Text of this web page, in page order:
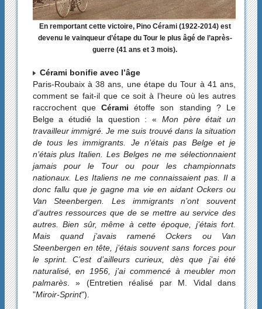
En remportant cette victoire, Pino Cérami (1922-2014) est
devenu le vainqueur d’étape du Tour le plus âgé de l’après-
guerre (41 ans et 3 mois).
Cérami bonifie avec l’âge
Paris-Roubaix à 38 ans, une étape du Tour à 41 ans,
comment se fait-il que ce soit à l’heure où les autres
raccrochent queCérami étoffe son standing ? Le
Belge a étudié la question : « Mon père était un
travailleur immigré. Je me suis trouvé dans la situation
de tous les immigrants. Je n’étais pas Belge et je
n’étais plus Italien. Les Belges ne me sélectionnaient
jamais pour le Tour ou pour les championnats
nationaux. Les Italiens ne me connaissaient pas. Il a
donc fallu que je gagne ma vie en aidant Ockers ou
Van Steenbergen. Les immigrants n’ont souvent
d’autres ressources que de se mettre au service des
autres. Bien sûr, même à cette époque, j’étais fort.
Mais quand j’avais ramené Ockers ou Van
Steenbergen en tête, j’étais souvent sans forces pour
le sprint. C’est d’ailleurs curieux, dès que j’ai été
naturalisé, en 1956, j’ai commencé à meubler mon
palmarès. » (Entretien réalisé par M. Vidal dans
"Miroir-Sprint").